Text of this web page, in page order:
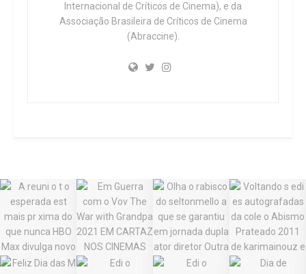
Internacional de Críticos de Cinema), e da
Associação Brasileira de Críticos de Cinema
(Abraccine).